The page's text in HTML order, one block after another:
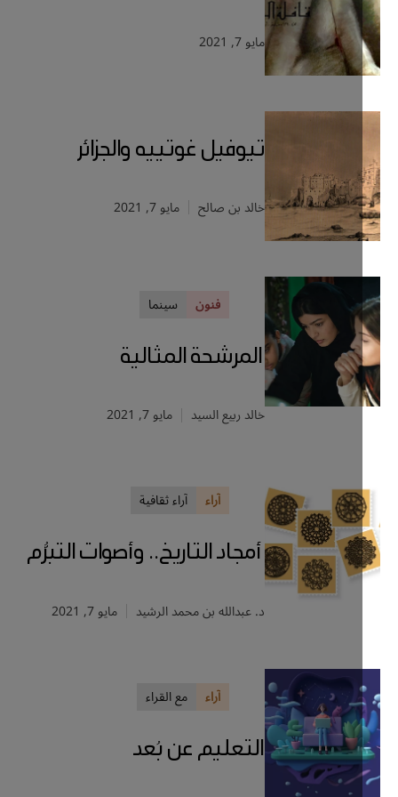
مايو 7, 2021
تيوفيل غوتييه والجزائر
خالد بن صالح مايو 7, 2021
سينما
المرشحة المثالية
خالد ربيع السيد مايو 7, 2021
آراء ثقافية
أمجاد التاريخ.. وأصوات التبرُّم
د. عبدالله بن محمد الرشيد مايو 7, 2021
مع القراء
التعليم عن بُعد